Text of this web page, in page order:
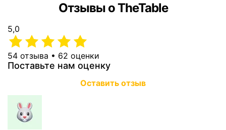
Отзывы о TheTable
5,0
54 отзыва • 62 оценки
Поставьте нам оценку
Оставить отзыв